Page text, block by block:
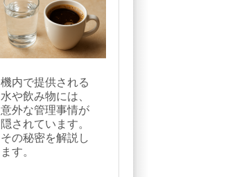
機内で提供される
水や飲み物には、
意外な管理事情が
隠されています。
その秘密を解説し
ます。